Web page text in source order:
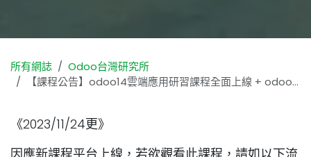
所有網誌
Odoo台灣研究所
【課程公告】odoo14雲端應用研習課程全面上線 + odoo14版之研究心得分享
《2023/11/24更》